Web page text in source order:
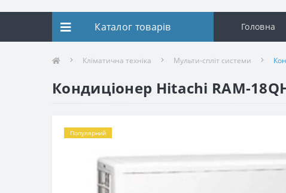
Каталог товарів Головна
Кліматична техніка Мульти-спліт системи
Кондиціонер Hitachi RAM-
Популярний